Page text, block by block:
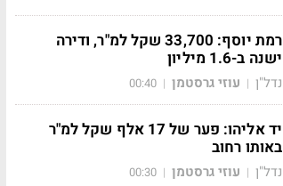
רמת יוסף: 33,700 שקל למ"ר, ודירה
ישנה ב-1.6 מיליון
נדל"ן | עוזי גרסטמן |
00:40
יד אליהו: פער של 17 אלף שקל למ"ר
באותו רחוב
נדל"ן | עוזי גרסטמן |
00:30